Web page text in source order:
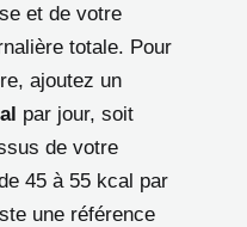
et de votre
totale. Pour
ajoutez un
par jour, soit
de votre
45 à 55 kcal par
une référence